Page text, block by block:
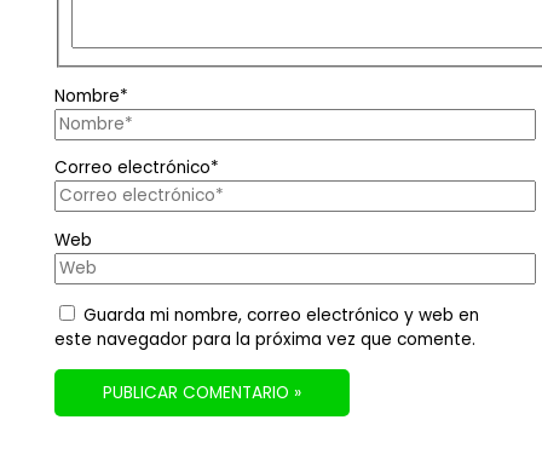
Nombre*
Correo electrónico*
Web
Guarda mi nombre, correo electrónico y web en
este navegador para la próxima vez que comente.